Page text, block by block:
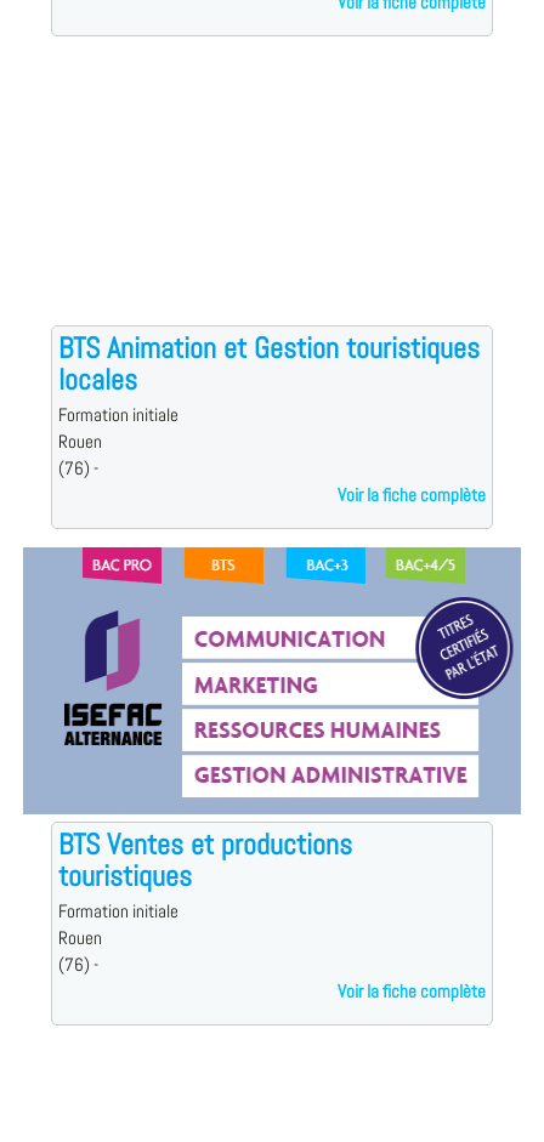
BTS Animation et Gestion touristiques
locales
Formation initiale
Rouen
(76) -
Voir la fiche complète
BTS Ventes et productions
touristiques
Formation initiale
Rouen
(76) -
Voir la fiche complète